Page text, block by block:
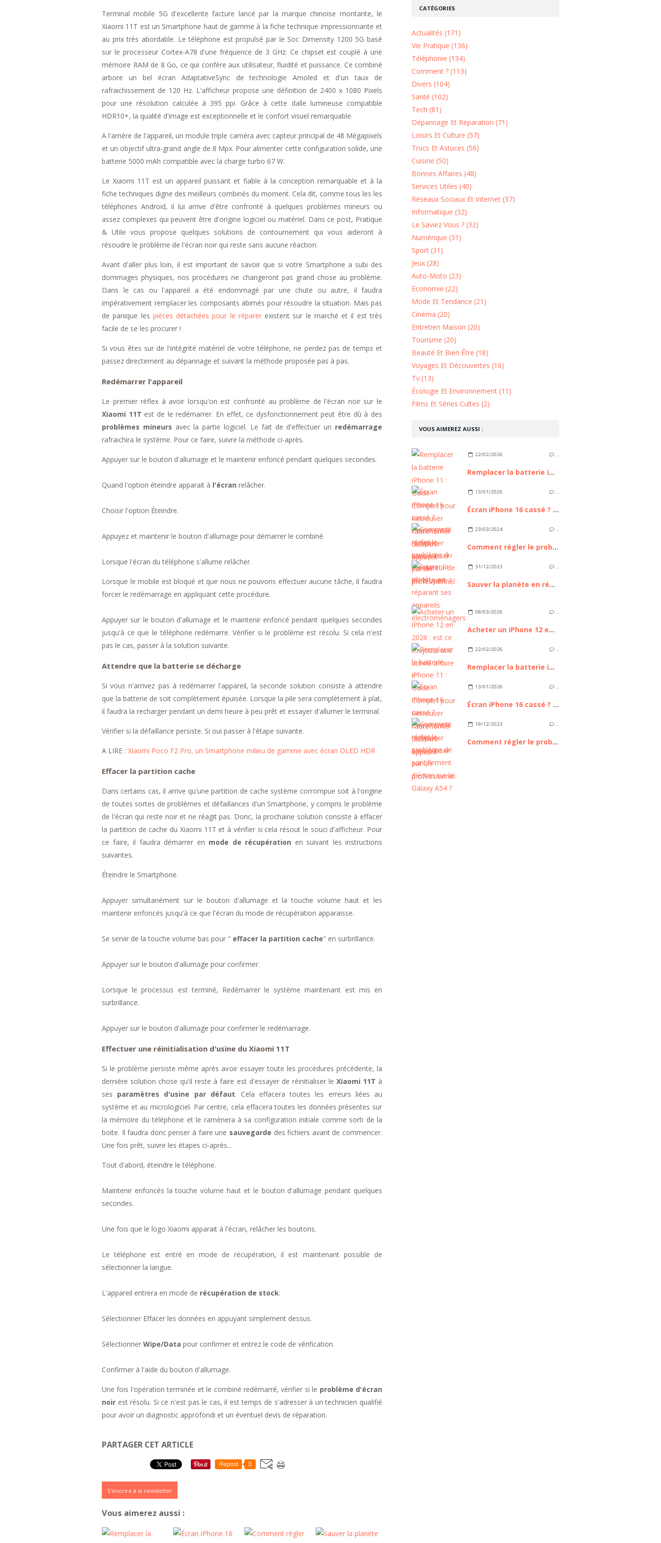
Terminal mobile 5G d'excellente facture lancé par la marque chinoise montante, le
Xiaomi 11T est un Smartphone haut de gamme à la fiche technique impressionnante et
au prix très abordable. Le téléphone est propulsé par le Soc Dimensity 1200 5G basé
sur le processeur Cortex-A78 d'une fréquence de 3 GHz. Ce chipset est couplé à une
mémoire RAM de 8 Go, ce qui confère aux utilisateur, fluidité et puissance. Ce combiné
arbore un bel écran AdaptativeSync de technologie Amoled et d'un taux de
rafraichissement de 120 Hz. L'afficheur propose une définition de 2400 x 1080 Pixels
pour une résolution calculée à 395 ppi. Grâce à cette dalle lumineuse compatible
HDR10+, la qualité d'image est exceptionnelle et le confort visuel remarquable.
A l'arrière de l'appareil, un module triple caméra avec capteur principal de 48 Mégapixels
et un objectif ultra-grand angle de 8 Mpx. Pour alimenter cette configuration solide, une
batterie 5000 mAh compatible avec la charge turbo 67 W.
Le Xiaomi 11T est un appareil puissant et fiable à la conception remarquable et à la
fiche techniques digne des meilleurs combinés du moment. Cela dit, comme tous les les
téléphones Android, il lui arrive d'être confronté à quelques problèmes mineurs ou
assez complexes qui peuvent être d'origine logiciel ou matériel. Dans ce post, Pratique
& Utile vous propose quelques solutions de contournement qui vous aideront à
résoudre le problème de l'écran noir qui reste sans aucune réaction.
Avant d'aller plus loin, il est important de savoir que si votre Smartphone a subi des
dommages physiques, nos procédures ne changeront pas grand chose au problème.
Dans le cas ou l'appareil a été endommagé par une chute ou autre, il faudra
impérativement remplacer les composants abimés pour résoudre la situation. Mais pas
de panique les pièces détachées pour le réparerexistent sur le marché et il est très
facile de se les procurer !
Si vous êtes sur de l'intégrité matériel de votre téléphone, ne perdez pas de temps et
passez directement au dépannage et suivant la méthode proposée pas à pas.
Redémarrer l'appareil
Le premier réflex à avoir lorsqu'on est confronté au problème de l'écran noir sur le
Xiaomi 11T est de le redémarrer. En effet, ce dysfonctionnement peut être dû à des
problèmes mineurs avec la partie logiciel. Le fait de d'effectuer un redémarrage
rafraichira le système. Pour ce faire, suivre la méthode ci-après.
Appuyer sur le bouton d'allumage et le maintenir enfoncé pendant quelques secondes.
Quand l'option éteindre apparait à l'écran relâcher.
Choisir l'option Éteindre.
Appuyez et maintenir le bouton d'allumage pour démarrer le combiné.
Lorsque l'écran du téléphone s'allume relâcher.
Lorsque le mobile est bloqué et que nous ne pouvons effectuer aucune tâche, il faudra
forcer le redémarrage en appliquant cette procédure.
Appuyer sur le bouton d'allumage et le maintenir enfoncé pendant quelques secondes
jusqu'à ce que le téléphone redémarre. Vérifier si le problème est résolu. Si cela n'est
pas le cas, passer à la solution suivante.
Attendre que la batterie se décharge
Si vous n'arrivez pas à redémarrer l'appareil, la seconde solution consiste à attendre
que la batterie de soit complètement épuisée. Lorsque la pile sera complètement à plat,
il faudra la recharger pendant un demi heure à peu prêt et essayer d'allumer le terminal.
Vérifier si la défaillance persiste. Si oui passer à l'étape suivante.
A LIRE : Xiaomi Poco F2 Pro, un Smartphone milieu de gamme avec écran OLED HDR
Effacer la partition cache
Dans certains cas, il arrive qu'une partition de cache système corrompue soit à l'origine
de toutes sortes de problèmes et défaillances d'un Smartphone, y compris le problème
de l'écran qui reste noir et ne réagit pas. Donc, la prochaine solution consiste à effacer
la partition de cache du Xiaomi 11T et à vérifier si cela résout le souci d'afficheur. Pour
ce faire, il faudra démarrer en mode de récupération en suivant les instructions
suivantes.
Éteindre le Smartphone.
Appuyer simultanément sur le bouton d'allumage et la touche volume haut et les
maintenir enfoncés jusqu'à ce que l'écran du mode de récupération apparaisse.
Se servir de la touche volume bas pour " effacer la partition cache" en surbrillance.
Appuyer sur le bouton d'allumage pour confirmer.
Lorsque le processus est terminé, Redémarrer le système maintenant est mis en
surbrillance.
Appuyer sur le bouton d'allumage pour confirmer le redémarrage.
Effectuer une réinitialisation d'usine du Xiaomi 11T
Si le problème persiste même après avoir essayer toute les procédures précédente, la
dernière solution chose qu'il reste à faire est d'essayer de réinitialiser le Xiaomi 11T à
ses paramètres d'usine par défaut. Cela effacera toutes les erreurs liées au
système et au micrologiciel. Par centre, cela effacera toutes les données présentes sur
la mémoire du téléphone et le ramènera à sa configuration initiale comme sorti de la
boite. Il faudra donc penser à faire une sauvegarde des fichiers avant de commencer.
Une fois prêt, suivre les étapes ci-après...
Tout d'abord, éteindre le téléphone.
Maintenir enfoncés la touche volume haut et le bouton d'allumage pendant quelques
secondes.
Une fois que le logo Xiaomi apparait à l'écran, relâcher les boutons.
Le téléphone est entré en mode de récupération, il est maintenant possible de
sélectionner la langue.
L'appareil entrera en mode de récupération de stock.
Sélectionner Effacer les données en appuyant simplement dessus.
Sélectionner Wipe/Data pour confirmer et entrez le code de vérification.
Confirmer à l'aide du bouton d'allumage.
Une fois l'opération terminée et le combiné redémarré, vérifier si le problème d'écran
noir est résolu. Si ce n'est pas le cas, il est temps de s'adresser à un technicien qualifié
pour avoir un diagnostic approfondi et un éventuel devis de réparation.
PARTAGER CET ARTICLE
Repost 0
S'inscrire à la newsletter
Vous aimerez aussi :
VOUS AIMEREZ AUSSI :
22/02/2026 …
Remplacer la batterie iPhone 11 : Guide Complet pour Retrouver l'autonomie de votre appareil
13/01/2026 …
Écran iPhone 16 cassé ? Comment le remplacer sans passer par un professionnel
23/03/2024 …
Comment régler le problème du ventilateur de PC bruyant ?
31/12/2023 …
Sauver la planète en réparant ses appareils électroménagers
08/03/2026 …
Acheter un iPhone 12 en 2026 : est ce toujours une bonne affaire ?
22/02/2026 …
Remplacer la batterie iPhone 11 : Guide Complet pour Retrouver l'autonomie de votre appareil
13/01/2026 …
Écran iPhone 16 cassé ? Comment le remplacer sans passer par un professionnel
19/12/2023 …
Comment régler le problème de scintillement d'écran sur le Galaxy A54 ?
CATÉGORIES
Actualités (171)
Vie Pratique (136)
Téléphonie (134)
Comment ? (113)
Divers (104)
Santé (102)
Tech (81)
Dépannage Et Réparation (71)
Loisirs Et Culture (57)
Trucs Et Astuces (56)
Cuisine (50)
Bonnes Affaires (48)
Services Utiles (40)
Réseaux Sociaux Et Internet (37)
Informatique (32)
Le Saviez Vous ? (32)
Numérique (31)
Sport (31)
Jeux (28)
Auto-Moto (23)
Economie (22)
Mode Et Tendance (21)
Cinéma (20)
Entretien Maison (20)
Tourisme (20)
Beauté Et Bien Être (18)
Voyages Et Découvertes (16)
Tv (13)
Écologie Et Environnement (11)
Films Et Séries Cultes (2)